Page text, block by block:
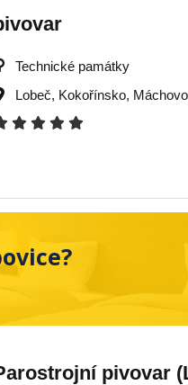
Technické památky
Lobeč, Kokořínsko,
pivovar